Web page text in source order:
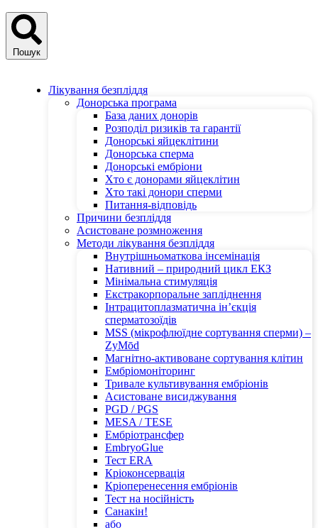
Пошук
Лікування безпліддя
Донорська програма
База даних донорів
Розподіл ризиків та гарантії
Донорські яйцеклітини
Донорська сперма
Донорські ембріони
Хто є донорами яйцеклітин
Хто такі донори сперми
Питання-відповідь
Причини безпліддя
Асистоване розмноження
Методи лікування безпліддя
Внутрішньоматкова інсемінація
Нативний – природний цикл ЕКЗ
Мінімальна стимуляція
Екстракорпоральне запліднення
Інтрацитоплазматична ін’єкція
сперматозоїдів
MSS (мікрофлюїдне сортування сперми) –
ZyMōd
Магнітно-активоване сортування клітин
Ембріомоніторинг
Тривале культивування ембріонів
Асистоване висиджування
PGD / PGS
MESA / TESE
Ембріотрансфер
EmbryoGlue
Тест ERA
Кріоконсервація
Кріоперенесення ембріонів
Тест на носійність
Санакін!
або